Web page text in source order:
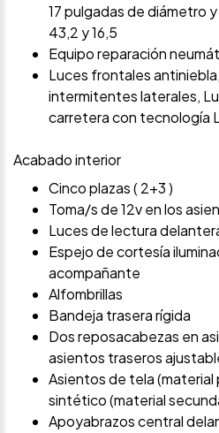
17 pulgadas de diámetro
43,2 y 16,5
Equipo reparación
Luces frontales
intermitentes laterales,
carretera con tecnología
Acabado interior
Cinco plazas ( 2+3 )
Toma/s de 12v en los
Luces de lectura
Espejo de cortesía
acompañante
Alfombrillas
Bandeja trasera rígida
Dos reposacabezas en
asientos traseros
Asientos de tela (material
sintético (material
Apoyabrazos central